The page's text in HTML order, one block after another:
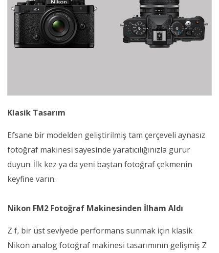
Klasik Tasarım
Efsane bir modelden geliştirilmiş tam çerçeveli aynasız
fotoğraf makinesi sayesinde yaratıcılığınızla gurur
duyun. İlk kez ya da yeni baştan fotoğraf çekmenin
keyfine varın.
Nikon FM2 Fotoğraf Makinesinden İlham Aldı
Z f, bir üst seviyede performans sunmak için klasik
Nikon analog fotoğraf makinesi tasarımının gelişmiş Z